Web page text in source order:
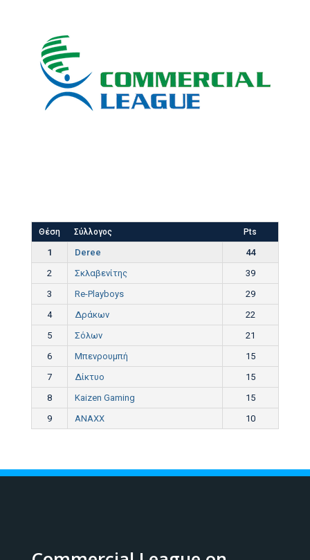
Θέση Σύλλογος Pts
1 Deree
44
2
Σκλαβενίτης
39
3
Re-Playboys
29
4
Δράκων
22
5
Σόλων
21
6
Μπενρουμπή
15
7
Δίκτυο
15
8
Kaizen Gaming
15
9
ANAXX 10